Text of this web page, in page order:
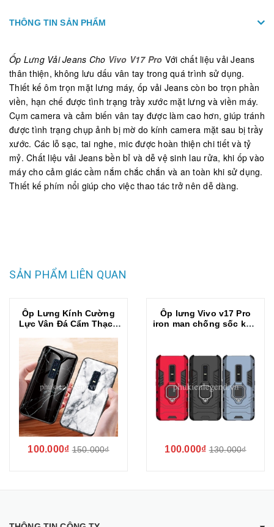
THÔNG TIN SẢN PHẨM
Ốp Lưng Vải Jeans Cho Vivo V17 Pro Với chất liệu vải Jeans
thân thiện, không lưu dấu vân tay trong quá trình sử dụng.
Thiết kế ôm trọn mặt lưng máy, ốp vải Jeans còn bo trọn phần
viền, hạn chế được tình trạng trầy xước mặt lưng và viền máy.
Cụm camera và cảm biến vân tay được làm cao hơn, giúp tránh
được tình trạng chụp ảnh bị mờ do kính camera mặt sau bị trầy
xước. Các lỗ sạc, tai nghe, mic được hoàn thiện chi tiết và tỷ
mỷ. Chất liệu vải Jeans bền bỉ và dễ vệ sinh lau rửa, khi ốp vào
máy cho cảm giác cầm nắm chắc chắn và an toàn khi sử dụng.
Thiết kế phím nổi giúp cho việc thao tác trở nên dễ dàng.
SẢN PHẨM LIÊN QUAN
Ốp Lưng Kính Cường
Lực Vân Đá Cẩm Thạch
100.000₫ 150.000₫
Ốp lưng Vivo v17 Pro
iron man chống sốc kèm
100.000₫ 130.000₫